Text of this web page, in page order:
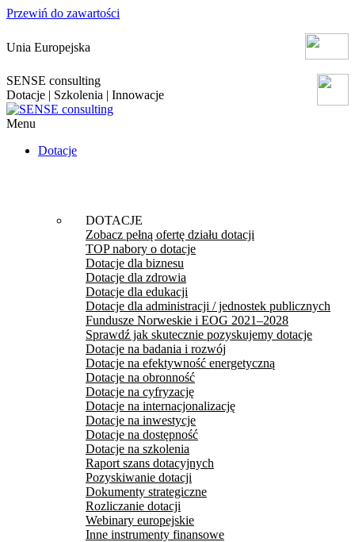
Przewiń do zawartości
Unia Europejska
SENSE consulting
Dotacje | Szkolenia | Innowacje
Menu
Dotacje
DOTACJE
Zobacz pełną ofertę działu dotacji
TOP nabory o dotacje
Dotacje dla biznesu
Dotacje dla zdrowia
Dotacje dla edukacji
Dotacje dla administracji / jednostek publicznych
Fundusze Norweskie i EOG 2021–2028
Sprawdź jak skutecznie pozyskujemy dotacje
Dotacje na badania i rozwój
Dotacje na efektywność energetyczną
Dotacje na obronność
Dotacje na cyfryzację
Dotacje na internacjonalizację
Dotacje na inwestycje
Dotacje na dostępność
Dotacje na szkolenia
Raport szans dotacyjnych
Pozyskiwanie dotacji
Dokumenty strategiczne
Rozliczanie dotacji
Webinary europejskie
Inne instrumenty finansowe